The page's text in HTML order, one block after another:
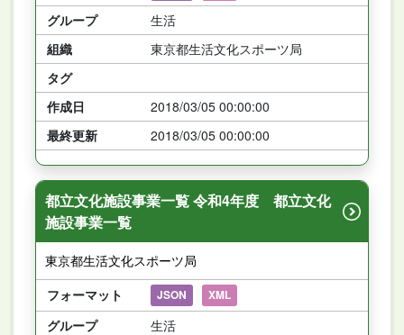
グループ
生活
組織
東京都生活文化スポーツ局
タグ
作成日
2018/03/05 00:00:00
最終更新
2018/03/05 00:00:00
都立文化施設事業一覧 令和4年度 都立文化
施設事業一覧
東京都生活文化スポーツ局
フォーマット
JSON XML
グループ
生活